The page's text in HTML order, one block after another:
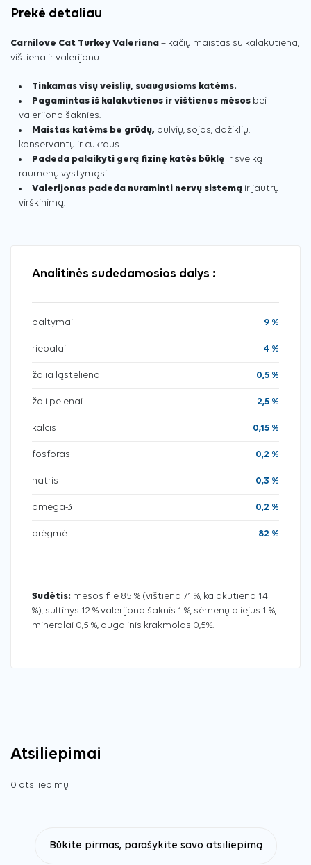
Prekė detaliau
Carnilove Cat Turkey Valeriana – kačių maistas su kalakutiena,
vištiena ir valerijonu.
Tinkamas visų veislių, suaugusioms katėms.
Pagamintas iš kalakutienos ir vištienos mėsos bei
valerijono šaknies.
Maistas katėms be grūdų, bulvių, sojos, dažiklių,
konservantų ir cukraus.
Padeda palaikyti gerą fizinę katės būklę ir sveiką
raumenų vystymąsi.
Valerijonas padeda nuraminti nervų sistemą ir jautrų
virškinimą.
Analitinės sudedamosios dalys :
baltymai 9 %
riebalai 4 %
žalia ląsteliena 0,5 %
žali pelenai 2,5 %
kalcis 0,15 %
fosforas 0,2 %
natris 0,3 %
omega-3 0,2 %
drėgmė 82 %
Sudėtis: mėsos filė 85 % (vištiena 71 %, kalakutiena 14
%), sultinys 12 % valerijono šaknis 1 %, sėmenų aliejus 1 %,
mineralai 0,5 %, augalinis krakmolas 0,5%.
Atsiliepimai
0 atsiliepimų
Būkite pirmas, parašykite savo atsiliepimą